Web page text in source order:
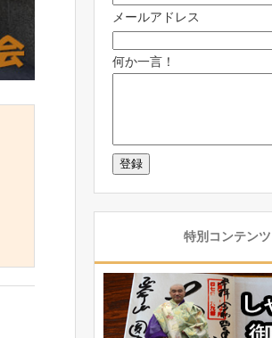
メールアドレス
何か一言！
特別コンテンツ